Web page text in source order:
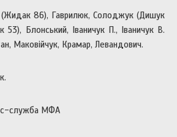
(Жидак 86), Гаврилюк, Солоджук (Дишук
53), Блонський, Іваничук П., Іваничук В.
Маковійчук, Крамар, Левандович.
служба МФА